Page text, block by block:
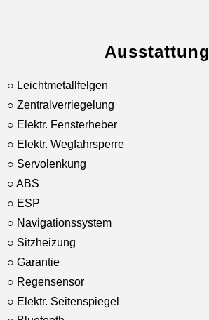
Ausstattung
○ Leichtmetallfelgen
○ Zentralverriegelung
○ Elektr. Fensterheber
○ Elektr. Wegfahrsperre
○ Servolenkung
○ ABS
○ ESP
○ Navigationssystem
○ Sitzheizung
○ Garantie
○ Regensensor
○ Elektr. Seitenspiegel